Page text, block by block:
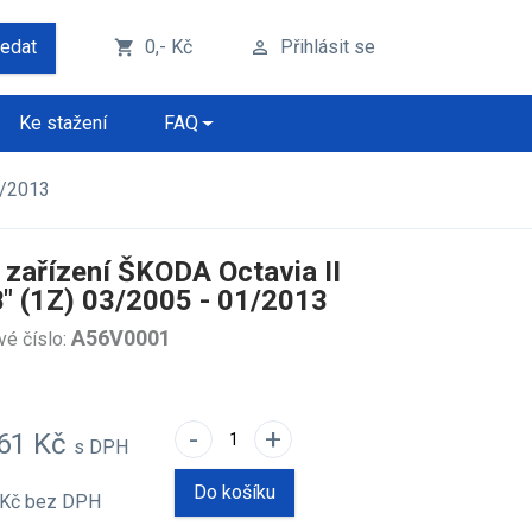
shopping_cart 0,- Kč perm_identity Přihlásit se
Ke stažení FAQ
2013
ŠKODA Octavia II
(1Z) 03/2005 - 01/2013
číslo: A56V0001
Kč s DPH
bez DPH
- +
Do košíku